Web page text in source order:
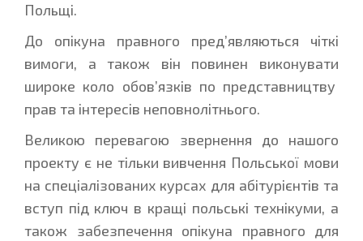
Польщі.
До опікуна правного пред’являються чіткі
вимоги, а також він повинен виконувати
широке коло обов’язків по представництву
прав та інтересів неповнолітнього.
Великою перевагою звернення до нашого
проекту є не тільки вивчення Польської мови
на спеціалізованих курсах для абітурієнтів та
вступ під ключ в кращі польські технікуми, а
також забезпечення опікуна правного для